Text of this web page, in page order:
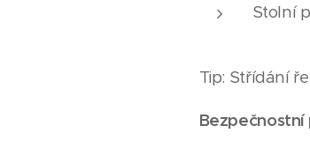
Stolní
Tip: Střídání
Bezpečnostní